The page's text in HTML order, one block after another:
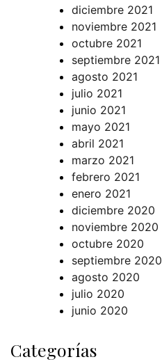
diciembre 2021
noviembre 2021
octubre 2021
septiembre 2021
agosto 2021
julio 2021
junio 2021
mayo 2021
abril 2021
marzo 2021
febrero 2021
enero 2021
diciembre 2020
noviembre 2020
octubre 2020
septiembre 2020
agosto 2020
julio 2020
junio 2020
Categorías